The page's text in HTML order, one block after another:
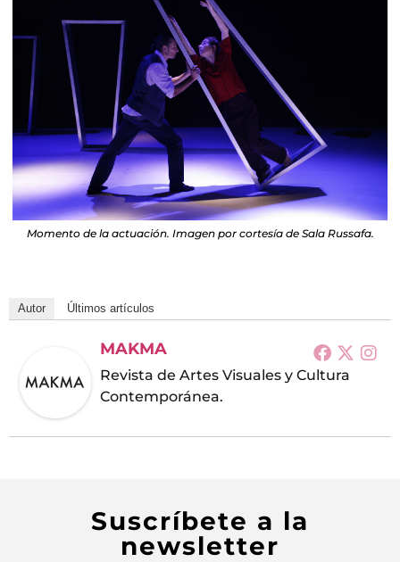
Momento de la actuación. Imagen por cortesía de Sala Russafa.
Autor Últimos artículos
MAKMA
Revista de Artes Visuales y Cultura
Contemporánea.
Suscríbete a la
newsletter